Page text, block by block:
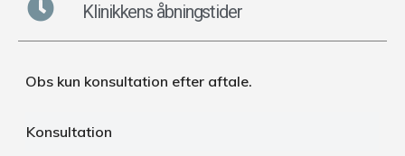
Klinikkens åbningstider
Obs kun konsultation efter aftale.
Konsultation